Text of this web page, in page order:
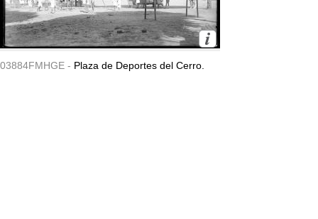
03884FMHGE - Plaza de Deportes del Cerro.